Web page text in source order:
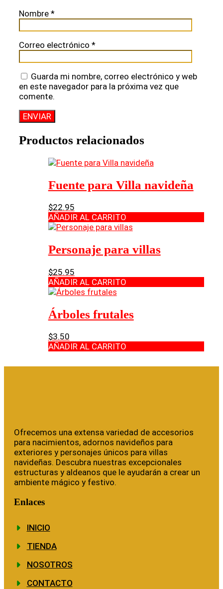
Nombre *
Correo electrónico *
Guarda mi nombre, correo electrónico y web
en este navegador para la próxima vez que
comente.
Productos relacionados
Fuente para Villa navideña
$22.95
AÑADIR AL CARRITO
Personaje para villas
$25.95
AÑADIR AL CARRITO
Árboles frutales
$3.50
AÑADIR AL CARRITO
Ofrecemos una extensa variedad de accesorios
para nacimientos, adornos navideños para
exteriores y personajes únicos para villas
navideñas. Descubra nuestras excepcionales
estructuras y aldeanos que le ayudarán a crear un
ambiente mágico y festivo.
Enlaces
INICIO
TIENDA
NOSOTROS
CONTACTO